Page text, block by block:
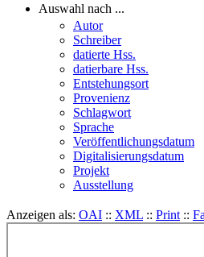
Auswahl nach ...
Autor
Schreiber
datierte Hss.
datierbare Hss.
Entstehungsort
Provenienz
Schlagwort
Sprache
Veröffentlichungsdatum
Digitalisierungsdatum
Projekt
Ausstellung
Anzeigen als: OAI :: XML :: Print ::